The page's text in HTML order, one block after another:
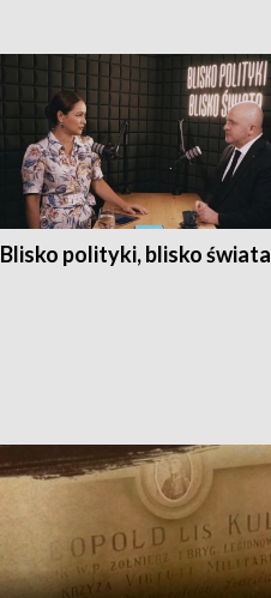
Blisko polityki, blisko świata